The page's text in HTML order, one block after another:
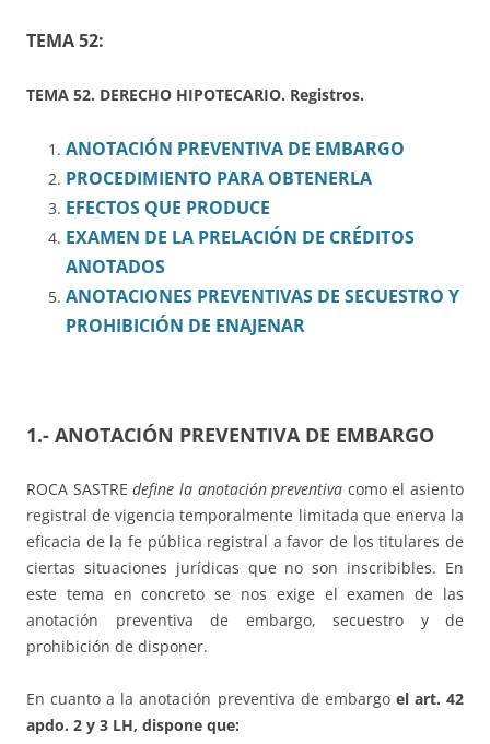
TEMA 52:
TEMA 52. DERECHO HIPOTECARIO. Registros.
ANOTACIÓN PREVENTIVA DE EMBARGO
PROCEDIMIENTO PARA OBTENERLA
EFECTOS QUE PRODUCE
EXAMEN DE LA PRELACIÓN DE CRÉDITOS
ANOTADOS
ANOTACIONES PREVENTIVAS DE SECUESTRO Y
PROHIBICIÓN DE ENAJENAR
1.- ANOTACIÓN PREVENTIVA DE EMBARGO
ROCA SASTREdefine la anotación preventiva como el asiento
registral de vigencia temporalmente limitada que enerva la
eficacia de la fe pública registral a favor de los titulares de
ciertas situaciones jurídicas que no son inscribibles. En
este tema en concreto se nos exige el examen de las
anotación preventiva de embargo, secuestro y de
prohibición de disponer.
En cuanto a la anotación preventiva de embargo el art. 42
apdo. 2 y 3 LH, dispone que: